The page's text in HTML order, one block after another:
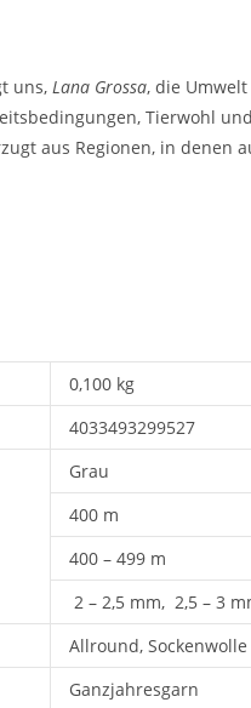
uns, Lana Grossa, die
Tierwohl
aus Regionen, in denen
0,100 kg
4033493299527
Grau
400 m
400 – 499 m
2 – 2,5 mm, 2,5 – 3
Allround, Sockenwolle
Ganzjahresgarn